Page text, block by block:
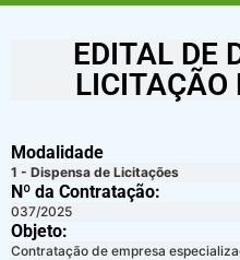
EDITAL DE
Modalidade
1 - Dispensa de Licitações
Nº da Contratação:
037/2025
Objeto:
Contratação de empresa